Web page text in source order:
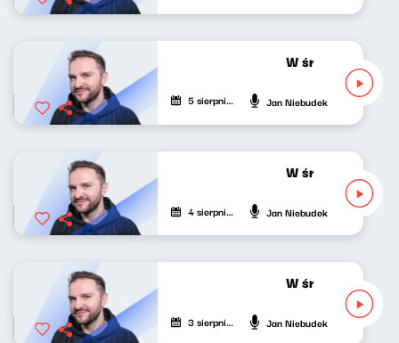
W środku dnia
5 sierpnia 2026 Jan Niebudek
W środku dnia
4 sierpnia 2026 Jan Niebudek
W środku dnia
3 sierpnia 2026 Jan Niebudek